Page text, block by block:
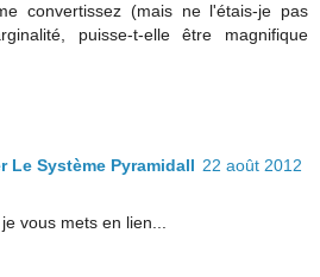
convertissez (mais ne l'étais-je pas
puisse-t-elle être magnifique
Le Système Pyramidall 22 août 2012
vous mets en lien...